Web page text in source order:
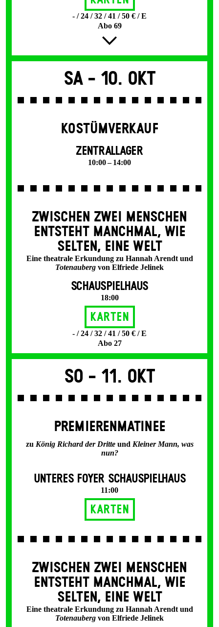
- / 24 / 32 / 41 / 50 € / E
Abo 69
Sa - 10. Okt
KOSTÜMVERKAUF
ZENTRALLAGER
10:00 – 14:00
ZWISCHEN ZWEI MENSCHEN
ENT­STEHT MANCH­MAL, WIE
SELTEN, EINE WELT
Eine theatrale Erkundung zu Hannah Arendt und
Totenauberg von Elfriede Jelinek
SCHAUSPIELHAUS
18:00
Karten
- / 24 / 32 / 41 / 50 € / E
Abo 27
So - 11. Okt
PREMIERENMATINEE
zu König Richard der Dritte und Kleiner Mann, was
nun?
UNTERES FOYER SCHAUSPIELHAUS
11:00
Karten
ZWISCHEN ZWEI MENSCHEN
ENT­STEHT MANCH­MAL, WIE
SELTEN, EINE WELT
Eine theatrale Erkundung zu Hannah Arendt und
Totenauberg von Elfriede Jelinek